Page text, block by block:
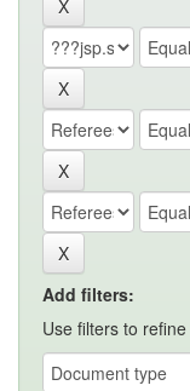
Add filters:
Use filters to